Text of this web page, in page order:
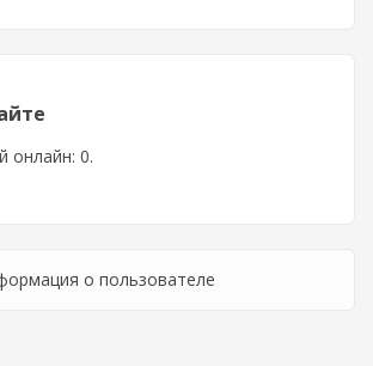
онлайн: 0.
о пользователе